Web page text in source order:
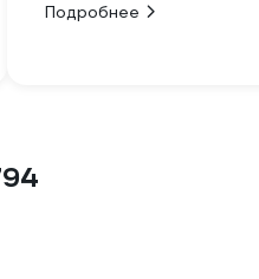
Подробнее